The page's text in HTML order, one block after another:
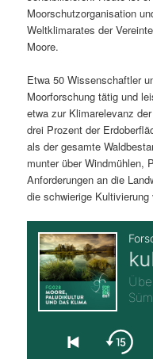
n
g
e
n
Moorschutzorganisation
Weltklimarates der
Moore.
Etwa 50 Wissenschaftler
Moorforschung tätig und
etwa zur Klimarelevanz
drei Prozent der
als der gesamte
munter über Windmühlen,
Anforderungen an die
die schwierige